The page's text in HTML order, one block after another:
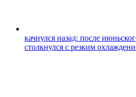
качнулся назад: после
столкнулся с резким